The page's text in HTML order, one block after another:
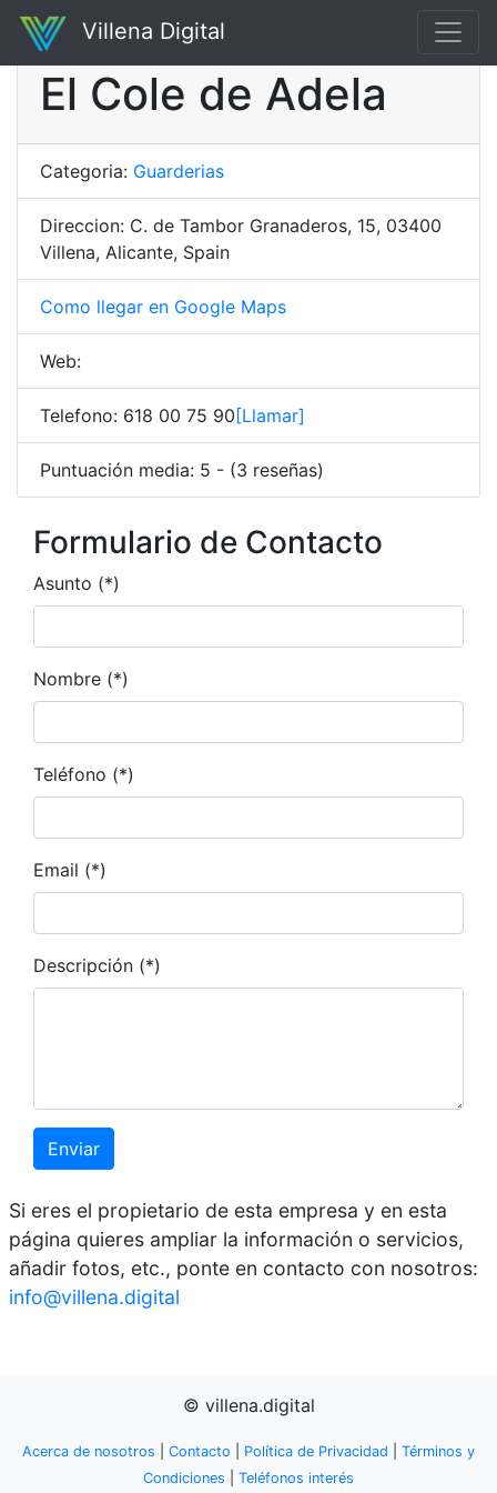
Villena Digital
El Cole de Adela
Categoria: Guarderias
Direccion: C. de Tambor Granaderos, 15, 03400
Villena, Alicante, Spain
Como llegar en Google Maps
Web:
Telefono: 618 00 75 90 [Llamar]
Puntuación media: 5 - (3 reseñas)
Formulario de Contacto
Asunto (*)
Nombre (*)
Teléfono (*)
Email (*)
Descripción (*)
Enviar
Si eres el propietario de esta empresa y en esta
página quieres ampliar la información o servicios,
añadir fotos, etc., ponte en contacto con nosotros:
info@villena.digital
© villena.digital
Acerca de nosotros Contacto Política de Privacidad
Términos y
Condiciones
Teléfonos interés